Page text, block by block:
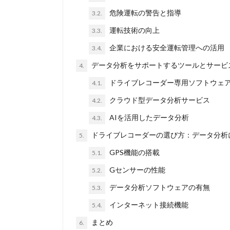
3.2. 危険運転の警告と指導
3.3. 運転技術の向上
3.4. 企業における安全運転管理への活用
4. データ分析をサポートするツールとサービ
4.1. ドライブレコーダー専用ソフトウェ
4.2. クラウド型データ分析サービス
4.3. AIを活用したデータ分析
5. ドライブレコーダーの選び方：データ分
5.1. GPS機能の搭載
5.2. Gセンサーの性能
5.3. データ分析ソフトウェアの有無
5.4. インターネット接続機能
6. まとめ